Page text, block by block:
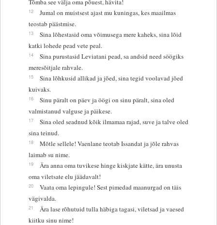
12
Jumal on muistsest ajast mu kuningas, kes maailmas
teostab päästmise.
13
Sina lõhestasid oma võimusega mere kaheks, sina lõid
katki lohede pead vete peal.
14
Sina purustasid Leviatani pead, sa andsid need söögiks
meresõitjale rahvale.
15
Sina lõhkusid allikad ja jõed, sina tegid voolavad jõed
kuivaks.
16
Sinu päralt on päev ja öögi on sinu päralt, sina oled
valmistanud valguse ja päikese.
17
Sina oled seadnud kõik ilmamaa rajad, suve ja talve oled
sina teinud.
18
Mõtle sellele! Vaenlane teotab Issandat ja jõle rahvas
laimab su nime.
19
Ära anna oma tuvikese hinge kiskjate kätte, ära unusta
oma viletsate elu jäädavalt!
20
Vaata oma lepingule! Sest pimedad maanurgad on täis
vägivalda.
21
Ära lase rõhutuid tulla häbiga tagasi, viletsad ja vaesed
kiitku sinu nime!